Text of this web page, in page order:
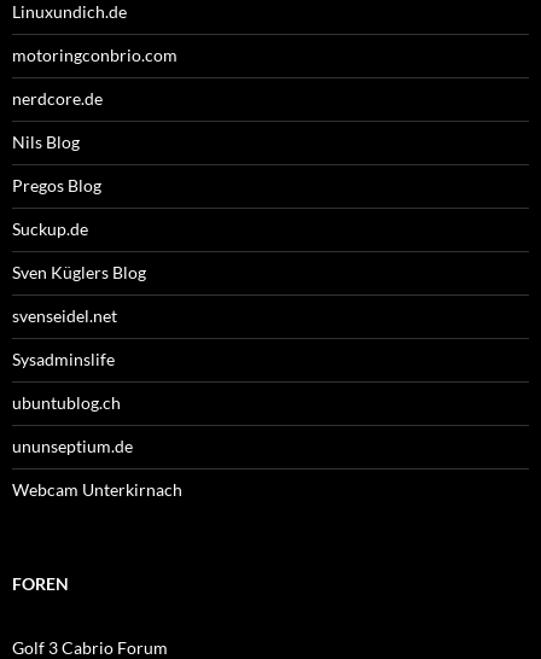
Linuxundich.de
motoringconbrio.com
nerdcore.de
Nils Blog
Pregos Blog
Suckup.de
Sven Küglers Blog
svenseidel.net
Sysadminslife
ubuntublog.ch
ununseptium.de
Webcam Unterkirnach
FOREN
Golf 3 Cabrio Forum